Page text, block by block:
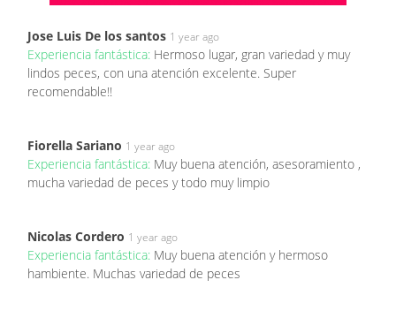
Jose Luis De los santos 1 year ago
Experiencia fantástica: Hermoso lugar, gran variedad y muy
lindos peces, con una atención excelente. Super
recomendable!!
Fiorella Sariano 1 year ago
Experiencia fantástica: Muy buena atención, asesoramiento ,
mucha variedad de peces y todo muy limpio
Nicolas Cordero 1 year ago
Experiencia fantástica: Muy buena atención y hermoso
hambiente. Muchas variedad de peces